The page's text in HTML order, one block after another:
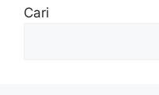
Cari